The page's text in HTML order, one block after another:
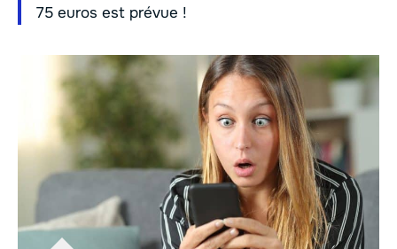
75 euros est prévue !